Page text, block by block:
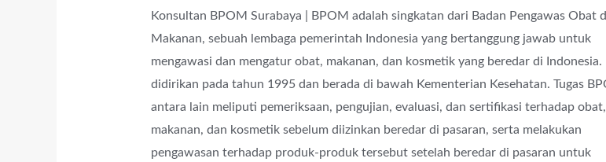
Konsultan BPOM Surabaya | BPOM adalah singkatan dari Badan Pengawas Obat
Makanan, sebuah lembaga pemerintah Indonesia yang bertanggung jawab untuk
mengawasi dan mengatur obat, makanan, dan kosmetik yang beredar di Indonesia.
didirikan pada tahun 1995 dan berada di bawah Kementerian Kesehatan. Tugas
antara lain meliputi pemeriksaan, pengujian, evaluasi, dan sertifikasi terhadap obat,
makanan, dan kosmetik sebelum diizinkan beredar di pasaran, serta melakukan
pengawasan terhadap produk-produk tersebut setelah beredar di pasaran untuk